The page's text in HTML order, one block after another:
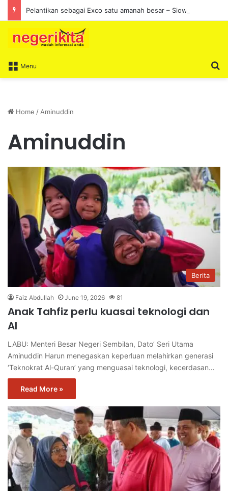
Menu
Home / Aminuddin
Aminuddin
Berita
Faiz Abdullah June 19, 2026 81
Anak Tahfiz perlu kuasai teknologi dan
AI
LABU: Menteri Besar Negeri Sembilan, Dato’ Seri Utama
Aminuddin Harun menegaskan keperluan melahirkan generasi
‘Teknokrat Al-Quran’ yang menguasai teknologi, kecerdasan…
Read More »